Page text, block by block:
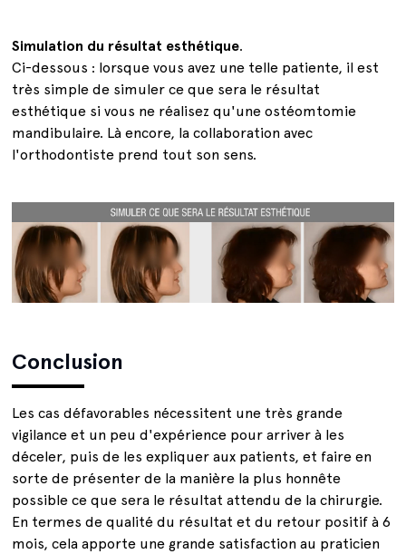
Simulation du résultat esthétique.
Ci-dessous : lorsque vous avez une telle patiente, il est
très simple de simuler ce que sera le résultat
esthétique si vous ne réalisez qu'une ostéomtomie
mandibulaire. Là encore, la collaboration avec
l'orthodontiste prend tout son sens.
Conclusion
Les cas défavorables nécessitent une très grande
vigilance et un peu d'expérience pour arriver à les
déceler, puis de les expliquer aux patients, et faire en
sorte de présenter de la manière la plus honnête
possible ce que sera le résultat attendu de la chirurgie.
En termes de qualité du résultat et du retour positif à 6
mois, cela apporte une grande satisfaction au praticien